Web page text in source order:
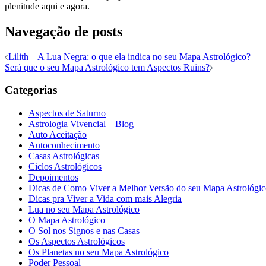
plenitude aqui e agora.
Navegação de posts
Lilith – A Lua Negra: o que ela indica no seu Mapa Astrológico?
Será que o seu Mapa Astrológico tem Aspectos Ruins?
Categorias
Aspectos de Saturno
Astrologia Vivencial – Blog
Auto Aceitação
Autoconhecimento
Casas Astrológicas
Ciclos Astrológicos
Depoimentos
Dicas de Como Viver a Melhor Versão do seu Mapa
Dicas pra Viver a Vida com mais Alegria
Lua no seu Mapa Astrológico
O Mapa Astrológico
O Sol nos Signos e nas Casas
Os Aspectos Astrológicos
Os Planetas no seu Mapa Astrológico
Poder Pessoal